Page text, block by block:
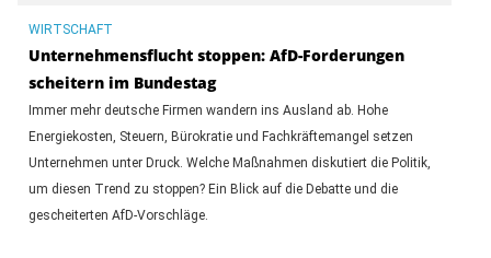
WIRTSCHAFT
Unternehmensflucht stoppen: AfD-Forderungen
scheitern im Bundestag
Immer mehr deutsche Firmen wandern ins Ausland ab. Hohe
Energiekosten, Steuern, Bürokratie und Fachkräftemangel setzen
Unternehmen unter Druck. Welche Maßnahmen diskutiert die Politik,
um diesen Trend zu stoppen? Ein Blick auf die Debatte und die
gescheiterten AfD-Vorschläge.